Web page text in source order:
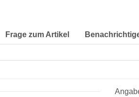
Frage zum Artikel